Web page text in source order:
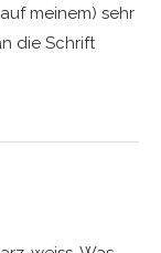
meinem) sehr
die Schrift